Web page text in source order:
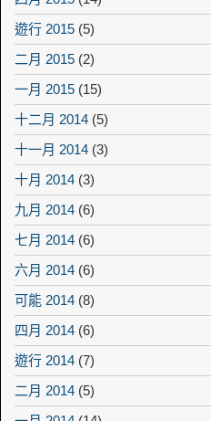
遊行 2015 (5)
二月 2015 (2)
一月 2015 (15)
十二月 2014 (5)
十一月 2014 (3)
十月 2014 (3)
九月 2014 (6)
七月 2014 (6)
六月 2014 (6)
可能 2014 (8)
四月 2014 (6)
遊行 2014 (7)
二月 2014 (5)